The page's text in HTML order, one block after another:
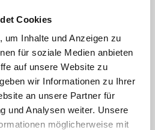
Cookies
um Inhalte und Anzeigen zu
für soziale Medien anbieten
auf unsere Website zu
wir Informationen zu Ihrer
an unsere Partner für
und Analysen weiter. Unsere
möglicherweise mit
Wahl